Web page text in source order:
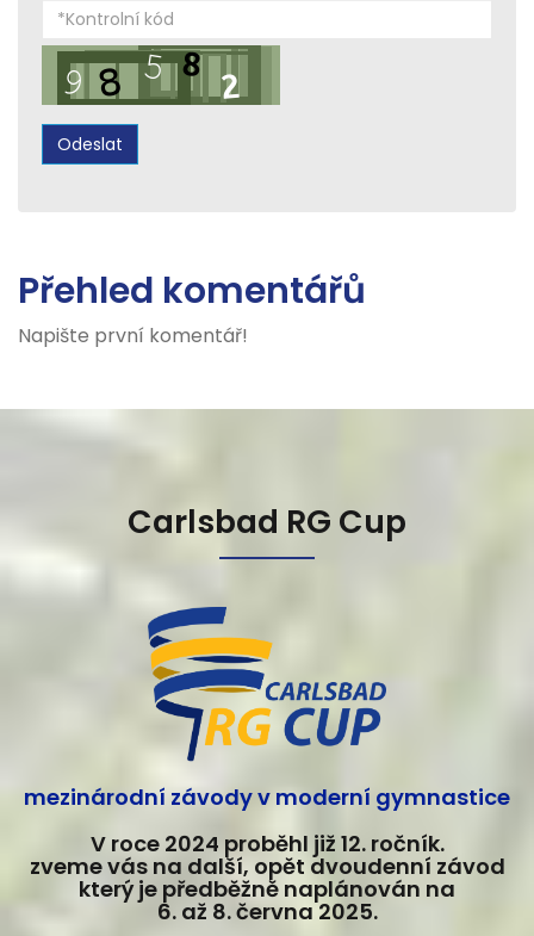
Přehled komentářů
Napište první komentář!
Carlsbad RG Cup
mezinárodní závody v moderní gymnastice
V roce 2024 proběhl již 12. ročník.
zveme vás na další, opět dvoudenní závod
který je předběžně naplánován na
6. až 8. června 2025.